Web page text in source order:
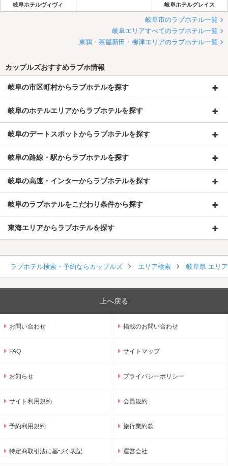
岐阜ホテルヴィヴィ 岐阜ホテルグレイス
岐阜市のラブホテル一覧
岐阜エリアすべてのラブホテル一覧
東鶉・茶屋新田・柳津エリアのラブホテル一覧
カップルズおすすめラブホ情報
岐阜の市区町村からラブホテルを探す
岐阜のホテルエリアからラブホテルを探す
岐阜のデートスポットからラブホテルを探す
岐阜の路線・駅からラブホテルを探す
岐阜の高速・インターからラブホテルを探す
岐阜のラブホテルをこだわり条件から探す
東海エリアからラブホテルを探す
ラブホテル検索・予約ならカップルズ エリア検索 岐阜県 エリ
上へ戻る
お問い合わせ 掲載のお問い合わせ
FAQ サイトマップ
お知らせ プライバシーポリシー
サイト利用規約 会員規約
予約利用規約 旅行業約款
特定商取引法に基づく表記 運営会社